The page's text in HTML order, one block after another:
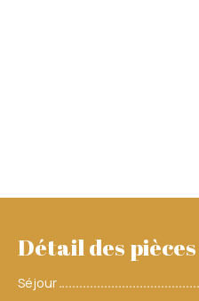
Détail des pièces
Séjour